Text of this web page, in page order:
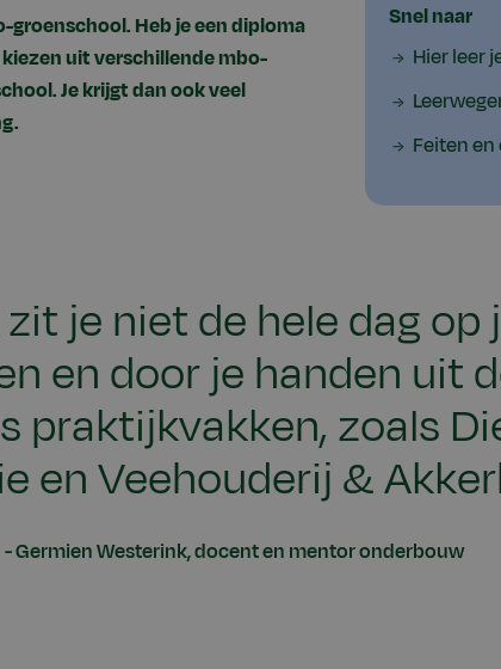
groenschool. Heb je een diploma
uit verschillende mbo-
Je krijgt dan ook veel
Snel naar
Hier leer
Feiten
je niet de hele dag op
en door je handen uit
praktijkvakken, zoals
en Veehouderij &
Germien Westerink, docent en mentor onderbouw